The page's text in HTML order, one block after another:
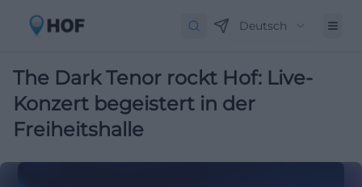
Deutsch
The Dark Tenor rockt Hof: Live-
Konzert begeistert in der
Freiheitshalle